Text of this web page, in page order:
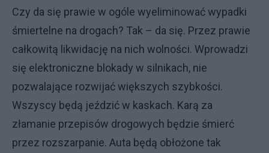
Czy da się prawie w ogóle wyeliminować wypadki
śmiertelne na drogach? Tak – da się. Przez prawie
całkowitą likwidację na nich wolności. Wprowadzi
się elektroniczne blokady w silnikach, nie
pozwalające rozwijać większych szybkości.
Wszyscy będą jeździć w kaskach. Karą za
złamanie przepisów drogowych będzie śmierć
przez rozszarpanie. Auta będą obłożone tak